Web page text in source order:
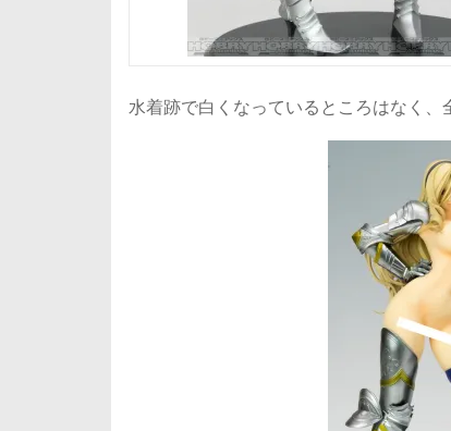
水着跡で白くなっているところはなく、